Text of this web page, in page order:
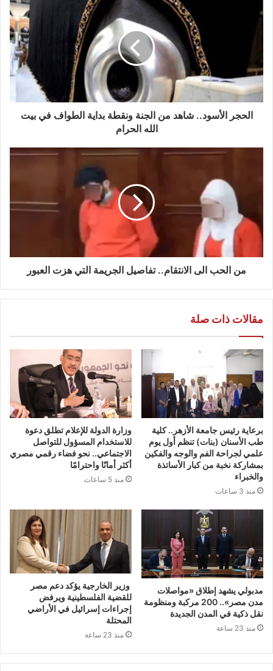
الحجر الأسود.. شاهد من الجنة ونقطة بداية الطواف في بيت
الله الحرام
من الحب الى الانتقام.. تفاصيل الجريمة التي هزت العبور
مقالات ذات صلة
برعاية رئيس جامعة الأزهر.. كلية
طب الأسنان (بنات) تنظم أول يوم
علمي لجراحة الفم والوجه والفكين
بمشاركة نخبة من كبار الأساتذة
والخبراء
منذ 3 ساعات
وزارة الدولة للإعلام تطلق دعوة
للاستخدام المسؤول للتواصل
الاجتماعي.. نحو فضاء رقمي مصري
أكثر أمانًا واحترامًا
منذ 5 ساعات
مدبولي يشهد إطلاق «مواصلات
مدن مصر».. 200 مركبة ومنظومة
نقل ذكية في المدن الجديدة
منذ 23 ساعة
وزير الخارجية يؤكد دعم مصر
للقضية الفلسطينية ويرفض
إجراءات إسرائيل في الأراضي
المحتلة
منذ 23 ساعة